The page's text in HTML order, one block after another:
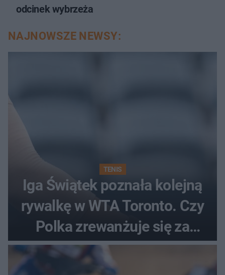
odcinek wybrzeża
NAJNOWSZE NEWSY:
TENIS
Iga Świątek poznała kolejną
rywalkę w WTA Toronto. Czy
Polka zrewanżuje się za
ostatnią porażkę?